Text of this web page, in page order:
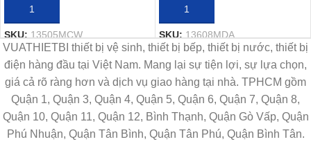
THÊM VÀO GIỎ HÀNG
SKU:13505MCW
THÊM VÀO GIỎ HÀNG
SKU:13608MDA
VUATHIETBI thiết bị vệ sinh, thiết bị bếp, thiết bị nước, thiết bị
điện hàng đầu tại Việt Nam. Mang lại sự tiện lợi, sự lựa chọn,
giá cả rõ ràng hơn và dịch vụ giao hàng tại nhà. TPHCM gồm
Quận 1, Quận 3, Quận 4, Quận 5, Quận 6, Quận 7, Quận 8,
Quận 10, Quận 11, Quận 12, Bình Thạnh, Quận Gò Vấp, Quận
Phú Nhuận, Quận Tân Bình, Quận Tân Phú, Quận Bình Tân.